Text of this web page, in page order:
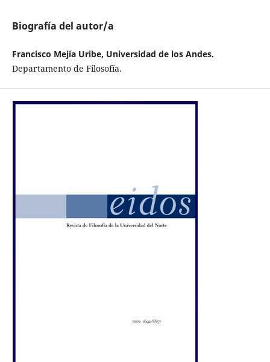
Biografía del autor/a
Francisco Mejía Uribe, Universidad de los Andes.
Departamento de Filosofía.